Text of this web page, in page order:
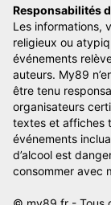
Responsabilités
Les informations,
religieux ou
événements
auteurs. My89
être tenu
organisateurs
textes et affiches
événements
d’alcool est
consommer avec